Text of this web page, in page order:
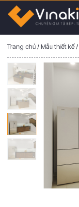
Trang chủ/Mẫu thiết kế/